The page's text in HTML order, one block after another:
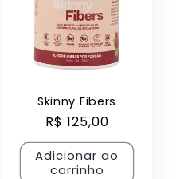
Skinny Fibers
Preço
normal
R$ 125,00
Adicionar ao
carrinho